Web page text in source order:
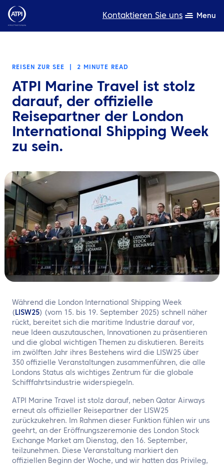
Kontaktieren Sie uns Menu
Ressourcen
Über uns
Nachhaltigkeit
Suche
Kontaktieren Sie uns
DE
REISEN ZUR SEE 2 MINUTE READ
ATPI Marine Travel ist stolz
darauf, der offizielle
Reisepartner der London
International Shipping Week
zu sein.
Während die London International Shipping Week
( LISW25) (vom 15. bis 19. September 2025) schnell näher
rückt, bereitet sich die maritime Industrie darauf vor,
neue Ideen auszutauschen, Innovationen zu präsentieren
und die global wichtigen Themen zu diskutieren. Bereits
im zwölften Jahr ihres Bestehens wird die LISW25 über
350 offizielle Veranstaltungen zusammenführen, die alle
Londons Status als wichtiges Zentrum für die globale
Schifffahrtsindustrie widerspiegeln.
ATPI Marine Travel ist stolz darauf, neben Qatar Airways
erneut als offizieller Reisepartner der LISW25
zurückzukehren. Im Rahmen dieser Funktion fühlen wir uns
geehrt, an der Eröffnungszeremonie des London Stock
Exchange Market am Dienstag, den 16. September,
teilzunehmen. Diese Veranstaltung markiert den
offiziellen Beginn der Woche, und wir hatten das Privileg,